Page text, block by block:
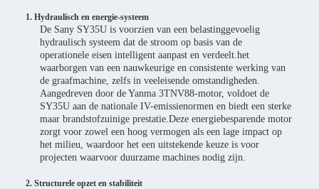
1. Hydraulisch en energie-systeem
De Sany SY35U is voorzien van een belastinggevoelig
hydraulisch systeem dat de stroom op basis van de
operationele eisen intelligent aanpast en verdeelt.het
waarborgen van een nauwkeurige en consistente werking van
de graafmachine, zelfs in veeleisende omstandigheden.
Aangedreven door de Yanma 3TNV88-motor, voldoet de
SY35U aan de nationale IV-emissienormen en biedt een sterke
maar brandstofzuinige prestatie.Deze energiebesparende motor
zorgt voor zowel een hoog vermogen als een lage impact op
het milieu, waardoor het een uitstekende keuze is voor
projecten waarvoor duurzame machines nodig zijn.
2. Structurele opzet en stabiliteit